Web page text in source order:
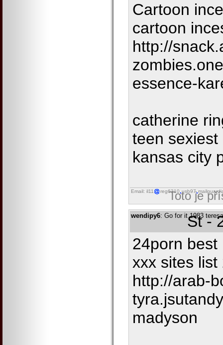
Cartoon
cartoon
http://
essence-
catherine
teen
kansas city
Email: il11 reg6310 usb97
Toto je
wendipy6: Go for it 1983
St -
24porn
xxx sites
http://arab-
madyson